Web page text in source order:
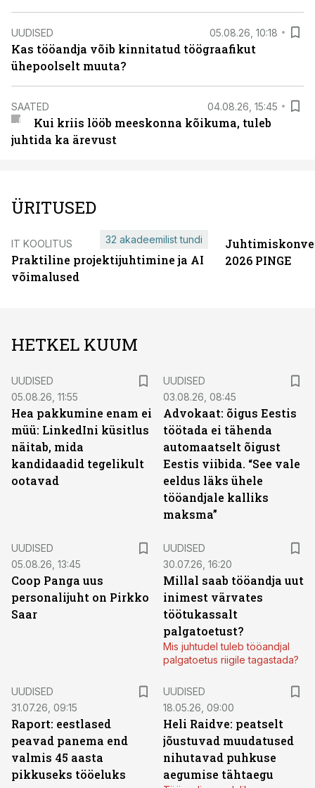
UUDISED 05.08.26, 10:18
Kas tööandja võib kinnitatud töögraafikut
ühepoolselt muuta?
SAATED 04.08.26, 15:45
Kui kriis lööb meeskonna kõikuma, tuleb
juhtida ka ärevust
ÜRITUSED
IT KOOLITUS
Praktiline projektijuhtimine ja AI
võimalused
32 akadeemilist tundi
2026 PINGE
HETKEL KUUM
UUDISED
05.08.26, 11:55
Hea pakkumine enam ei
müü: LinkedIni küsitlus
näitab, mida
kandidaadid tegelikult
ootavad
UUDISED
03.08.26, 08:45
Advokaat: õigus Eestis
töötada ei tähenda
automaatselt õigust
Eestis viibida. “See vale
eeldus läks ühele
tööandjale kalliks
maksma”
UUDISED
05.08.26, 13:45
Coop Panga uus
personalijuht on Pirkko
Saar
UUDISED
30.07.26, 16:20
Millal saab tööandja uut
inimest värvates
töötukassalt
palgatoetust?
Mis juhtudel tuleb tööandjal
palgatoetus riigile tagastada?
UUDISED
31.07.26, 09:15
Raport: eestlased
peavad panema end
valmis 45 aasta
pikkuseks tööeluks
UUDISED
18.05.26, 09:00
Heli Raidve: peatselt
jõustuvad muudatused
nihutavad puhkuse
aegumise tähtaegu